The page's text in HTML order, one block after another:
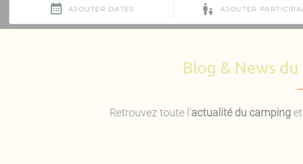
Blog & News
Retrouvez toute l'actualité du camping